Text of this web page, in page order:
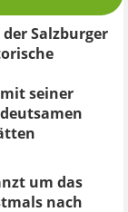
Salzburger
seiner
um das
nach